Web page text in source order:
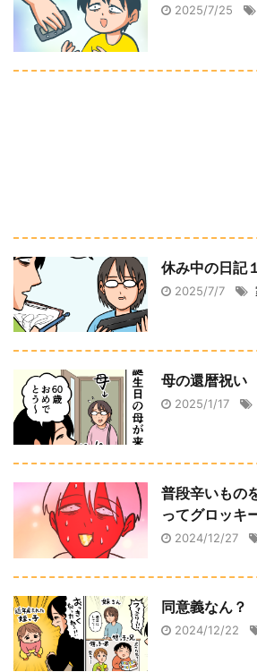
2025/7/25
休み中の日記
2025/7/7
母の還暦祝い
2025/1/17
普段辛いもの
ってグロッキ
2024/12/27
同意義なん？
2024/12/22